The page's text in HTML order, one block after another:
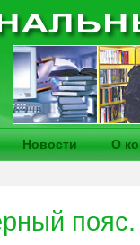
Новости О